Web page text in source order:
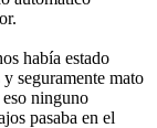
había estado
seguramente mato
ninguno
pasaba en el